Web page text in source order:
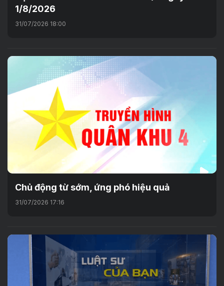
1/8/2026
31/07/2026 18:00
Chủ động từ sớm, ứng phó hiệu quả
31/07/2026 17:16